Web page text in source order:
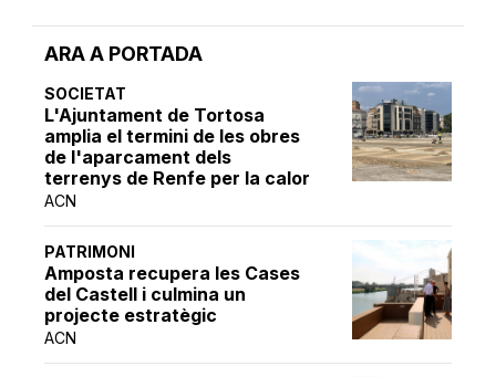
ARA A PORTADA
SOCIETAT
L'Ajuntament de Tortosa
amplia el termini de les obres
de l'aparcament dels
terrenys de Renfe per la calor
ACN
PATRIMONI
Amposta recupera les Cases
del Castell i culmina un
projecte estratègic
ACN